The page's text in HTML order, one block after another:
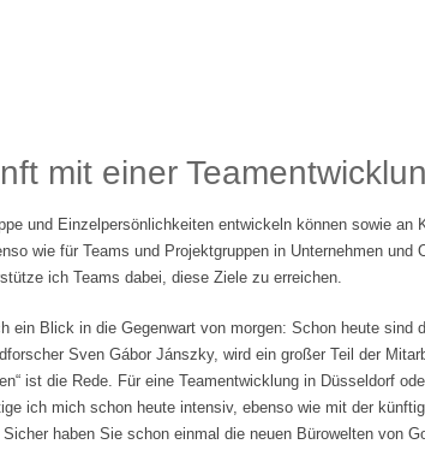
mit einer
und Einzelpersönlichkeiten entwickeln können sowie an
wie für Teams und Projektgruppen in Unternehmen und
ich Teams dabei, diese Ziele zu erreichen.
ein Blick in die Gegenwart von morgen: Schon heute sind
Sven Gábor Jánszky, wird ein großer Teil der
ist die Rede. Für eine Teamentwicklung in Düsseldorf
ich mich schon heute intensiv, ebenso wie mit der
haben Sie schon einmal die neuen Bürowelten von